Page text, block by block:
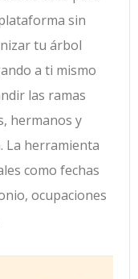
sin
tu árbol
a ti mismo
las ramas
hermanos y
La herramienta
como fechas
ocupaciones